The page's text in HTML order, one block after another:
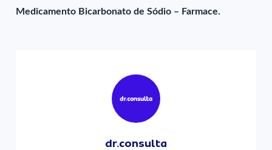
Medicamento Bicarbonato de Sódio – Farmace.
dr.consulta